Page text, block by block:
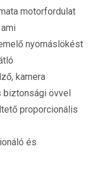
motorfordulat
nyomáslökést
kamera
biztonsági övvel
proporcionális
és